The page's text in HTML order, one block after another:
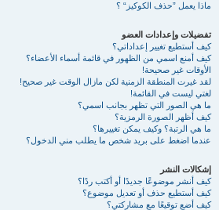
ماذا يعمل ”حذف الكوكيز“ ؟
تفضيلات وإعدادات العضو
كيف أستطيع تغيير إعداداتي؟
كيف أمنع اسمي من الظهور في قائمة أسماء الأعضاء؟
الأوقات غير صحيحة!
لقد غيرت المنطقة الزمنية لكن مازال الوقت غير صحيح!
لغتي ليست في القائمة!
ما هي الصور التي تظهر بجانب اسمي؟
كيف أظهر الصورة الرمزية؟
ما هي الرتبة؟ وكيف يمكن تغييرها؟
عندما اضغط على بريد شخص ما يطلب مني الدخول؟
إشكالات النشر
كيف أنشر موضوعًا جديدًا أو أكتب ردًا؟
كيف أستطيع حذف أو تعديل موضوع؟
كيف أضع توقيعًا مع مشاركتي؟